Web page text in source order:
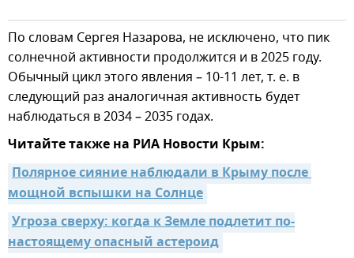
По словам Сергея Назарова, не исключено, что пик
солнечной активности продолжится и в 2025 году.
Обычный цикл этого явления – 10-11 лет, т. е. в
следующий раз аналогичная активность будет
наблюдаться в 2034 – 2035 годах.
Читайте также на РИА Новости Крым:
Полярное сияние наблюдали в Крыму после
мощной вспышки на Солнце
Угроза сверху: когда к Земле подлетит по-
настоящему опасный астероид